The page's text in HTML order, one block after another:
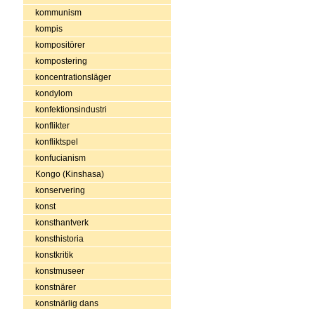
kommunism
kompis
kompositörer
kompostering
koncentrationsläger
kondylom
konfektionsindustri
konflikter
konfliktspel
konfucianism
Kongo (Kinshasa)
konservering
konst
konsthantverk
konsthistoria
konstkritik
konstmuseer
konstnärer
konstnärlig dans